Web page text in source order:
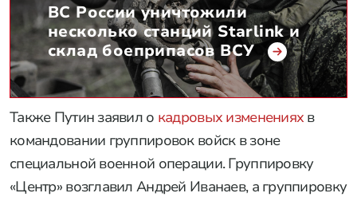
ВС России уничтожили
несколько станций Starlink и
склад боеприпасов ВСУ
Также Путин заявил о кадровых изменениях в
командовании группировок войск в зоне
специальной военной операции. Группировку
«Центр» возглавил Андрей Иванаев, а группировку